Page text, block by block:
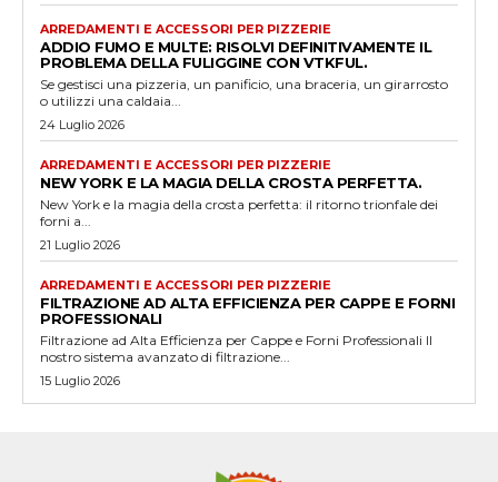
ARREDAMENTI E ACCESSORI PER PIZZERIE
ADDIO FUMO E MULTE: RISOLVI DEFINITIVAMENTE IL
PROBLEMA DELLA FULIGGINE CON VTKFUL.
Se gestisci una pizzeria, un panificio, una braceria, un girarrosto
o utilizzi una caldaia...
24 Luglio 2026
ARREDAMENTI E ACCESSORI PER PIZZERIE
NEW YORK E LA MAGIA DELLA CROSTA PERFETTA.
New York e la magia della crosta perfetta: il ritorno trionfale dei
forni a...
21 Luglio 2026
ARREDAMENTI E ACCESSORI PER PIZZERIE
FILTRAZIONE AD ALTA EFFICIENZA PER CAPPE E FORNI
PROFESSIONALI
Filtrazione ad Alta Efficienza per Cappe e Forni Professionali Il
nostro sistema avanzato di filtrazione...
15 Luglio 2026